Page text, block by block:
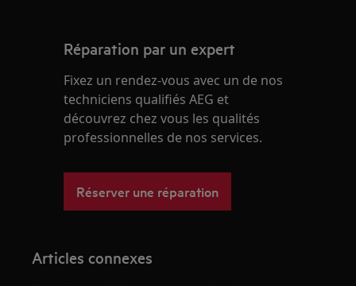
Réparation par un expert
Fixez un rendez-vous avec un de nos
techniciens qualifiés AEG et
découvrez chez vous les qualités
professionnelles de nos services.
Réserver une réparation
Articles connexes